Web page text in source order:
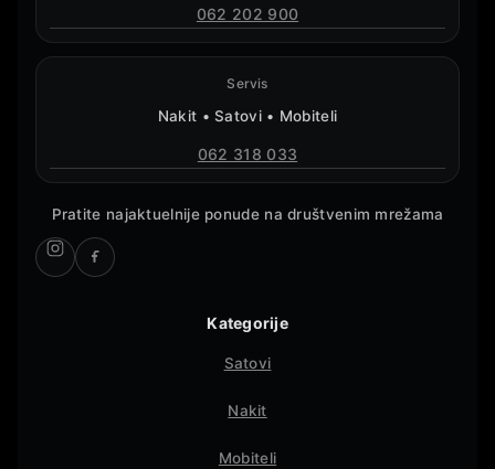
062 202 900
Servis
Nakit • Satovi • Mobiteli
062 318 033
Pratite najaktuelnije ponude na društvenim mrežama
Kategorije
Satovi
Nakit
Mobiteli